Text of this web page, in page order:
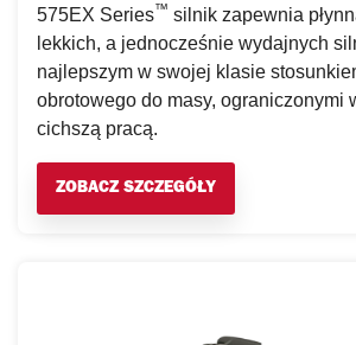
575EX Series™ silnik zapewnia
lekkich, a jednocześnie wydajnych
najlepszym w swojej klasie
obrotowego do masy, ograniczonymi
cichszą pracą.
ZOBACZ SZCZEGÓŁY